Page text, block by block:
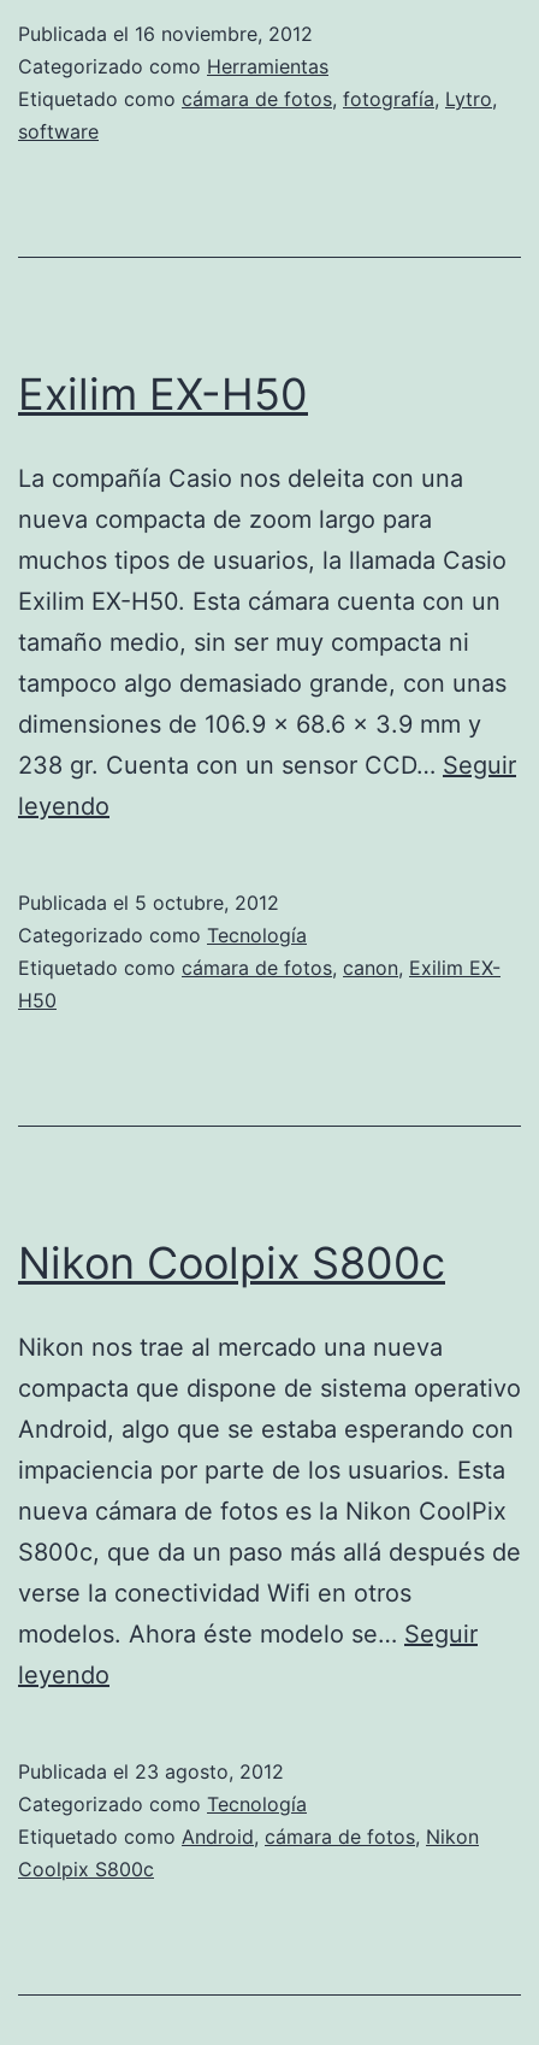
Lytro
Publicada el 16 noviembre, 2012
Categorizado como Herramientas
Etiquetado como cámara de fotos, fotografía, Lytro,
software
Exilim EX-H50
La compañía Casio nos deleita con una
nueva compacta de zoom largo para
muchos tipos de usuarios, la llamada Casio
Exilim EX-H50. Esta cámara cuenta con un
tamaño medio, sin ser muy compacta ni
tampoco algo demasiado grande, con unas
dimensiones de 106.9 × 68.6 × 3.9 mm y
238 gr. Cuenta con un sensor CCD… Seguir
leyendo
Publicada el 5 octubre, 2012
Categorizado como Tecnología
Etiquetado como cámara de fotos, canon, Exilim EX-
H50
Nikon Coolpix S800c
Nikon nos trae al mercado una nueva
compacta que dispone de sistema operativo
Android, algo que se estaba esperando con
impaciencia por parte de los usuarios. Esta
nueva cámara de fotos es la Nikon CoolPix
S800c, que da un paso más allá después de
verse la conectividad Wifi en otros
modelos. Ahora éste modelo se… Seguir
leyendo
Publicada el 23 agosto, 2012
Categorizado como Tecnología
Etiquetado como Android, cámara de fotos, Nikon
Coolpix S800c